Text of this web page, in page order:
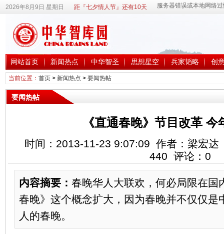
2026年8月9日 星期日 距『七夕情人节』还有10天
网站首页 新闻热点 中华智圣 思想星空 兵家韬略 创
当前位置： 首页> 新闻热点 > 要闻热帖
要闻热帖
《直通春晚》节目改革 今
时间：2013-11-23 9:07:09 作者：梁宏
440 评论： 0
内容摘要： 春晚华人大联欢，何必局限在国
春晚》这个概念扩大，因为春晚并不仅仅是
人的春晚。